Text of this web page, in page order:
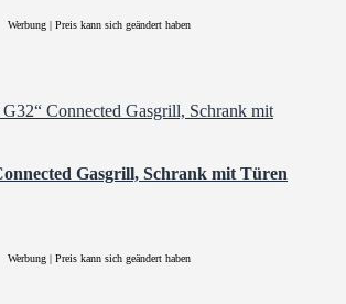
Werbung | Preis kann sich geändert haben
Gasgrill, Schrank mit Türen
Werbung | Preis kann sich geändert haben